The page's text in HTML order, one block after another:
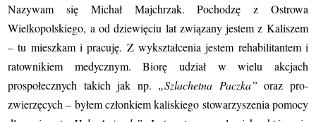
Nazywam się Michał Majchrzak. Pochodzę z Ostrowa
Wielkopolskiego, a od dziewięciu lat związany jestem z Kaliszem
– tu mieszkam i pracuję. Z wykształcenia jestem rehabilitantem i
ratownikiem medycznym. Biorę udział w wielu akcjach
prospołecznych takich jak np. „Szlachetna Paczka” oraz pro-
zwierzęcych – byłem członkiem kaliskiego stowarzyszenia pomocy